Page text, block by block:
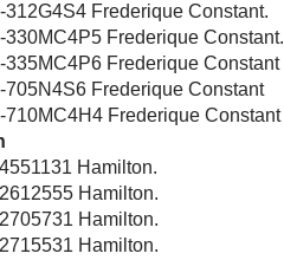
312G4S4 Frederique Constant.
330MC4P5 Frederique Constant.
335MC4P6 Frederique Constant
705N4S6 Frederique Constant
710MC4H4 Frederique Constant
Hamilton.
Hamilton.
Hamilton.
Hamilton.